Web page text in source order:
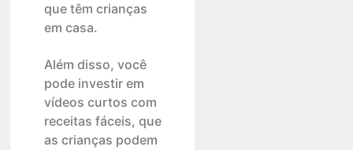
que têm crianças
em casa.
Além disso, você
pode investir em
vídeos curtos com
receitas fáceis, que
as crianças podem